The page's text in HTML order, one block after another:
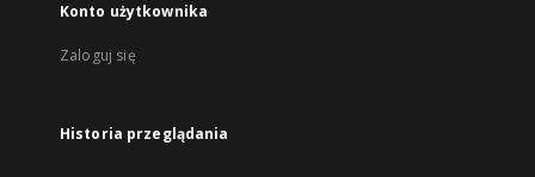
Konto użytkownika
Zaloguj się
Historia przeglądania